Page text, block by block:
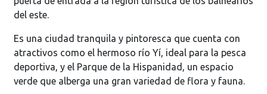
del este.
Es una ciudad tranquila y pintoresca que cuenta con
atractivos como el hermoso río Yí, ideal para la pesca
deportiva, y el Parque de la Hispanidad, un espacio
verde que alberga una gran variedad de flora y fauna.